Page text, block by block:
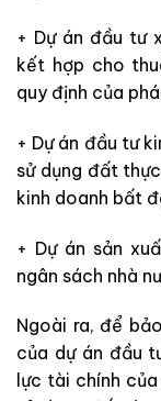
+ Dự án đầu tư
kết hợp cho
quy định của
+ Dự án đầu tư
sử dụng đất
kinh doanh bất
+ Dự án sản
ngân sách nhà
Ngoài ra, để
của dự án đầu
lực tài chính